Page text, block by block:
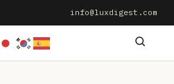
info@luxdigest.com